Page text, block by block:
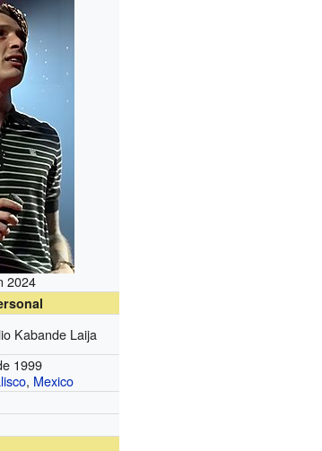
2024
Kabande Laija
1999
, Mexico